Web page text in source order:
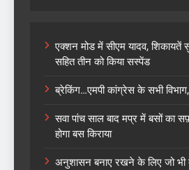
एक्शन मोड में सीएम यादव,
सहित तीन को किया सस्पेंड
ब्रेकिंग…एमपी कांग्रेस के सभी
सवा पांच साल बाद मप्र में बसों का
होगा बस किराया
अनुशासन बनाए रखने के लिए जो भी